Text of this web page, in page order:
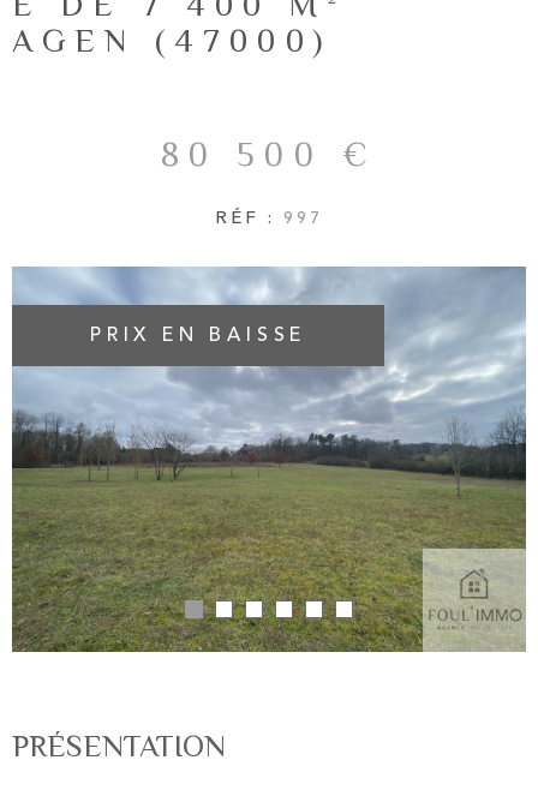
AGEN (47000)
80 500 €
RÉF : 997
PRIX EN BAISSE
PRÉSENTATION
RECHERCHER